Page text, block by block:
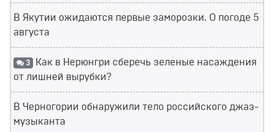
В Якутии ожидаются первые заморозки. О погоде 5
августа
3 Как в Нерюнгри сберечь зеленые насаждения
от лишней вырубки?
В Черногории обнаружили тело российского джаз-
музыканта